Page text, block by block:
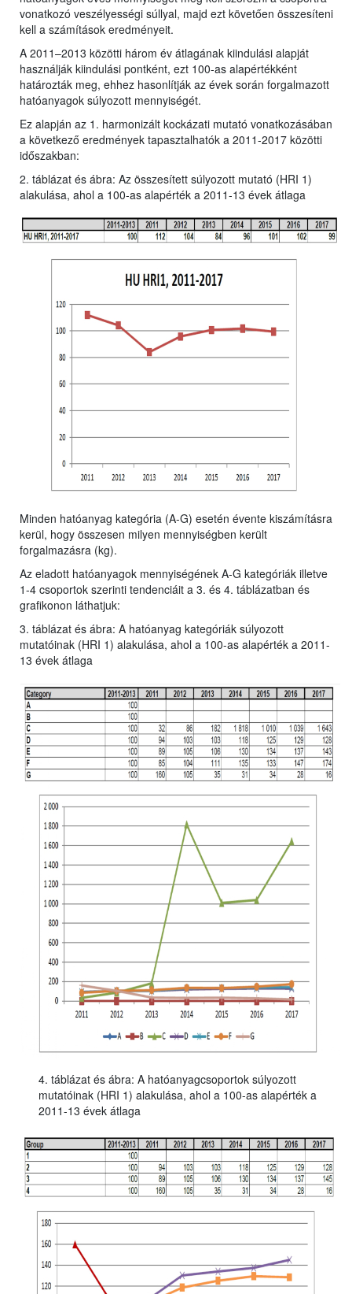
vonatkozó veszélyességi súllyal, majd ezt követően összesíteni
kell a számítások eredményeit.
A 2011–2013 közötti három év átlagának kiindulási alapját
használják kiindulási pontként, ezt 100-as alapértékként
határozták meg, ehhez hasonlítják az évek során forgalmazott
hatóanyagok súlyozott mennyiségét.
Ez alapján az 1. harmonizált kockázati mutató vonatkozásában
a következő eredmények tapasztalhatók a 2011-2017 közötti
időszakban:
2. táblázat és ábra: Az összesített súlyozott mutató (HRI 1)
alakulása, ahol a 100-as alapérték a 2011-13 évek átlaga
Minden hatóanyag kategória (A-G) esetén évente kiszámításra
kerül, hogy összesen milyen mennyiségben került
forgalmazásra (kg).
Az eladott hatóanyagok mennyiségének A-G kategóriák illetve
1-4 csoportok szerinti tendenciáit a 3. és 4. táblázatban és
grafikonon láthatjuk:
3. táblázat és ábra: A hatóanyag kategóriák súlyozott
mutatóinak (HRI 1) alakulása, ahol a 100-as alapérték a 2011-
13 évek átlaga
4. táblázat és ábra: A hatóanyagcsoportok súlyozott
mutatóinak (HRI 1) alakulása, ahol a 100-as alapérték a
2011-13 évek átlaga